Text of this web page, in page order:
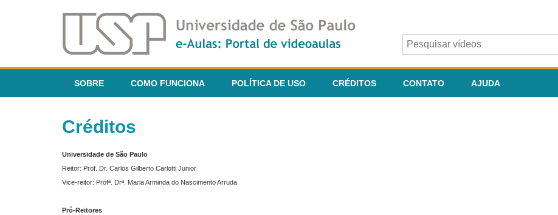
SOBRE COMO FUNCIONA POLÍTICA DE USO CRÉDITOS CONTATO AJUDA
Créditos
Universidade de São Paulo
Reitor: Prof. Dr. Carlos Gilberto Carlotti Junior
Vice-reitor: Profª. Drª. Maria Arminda do Nascimento Arruda
Pró-Reitores